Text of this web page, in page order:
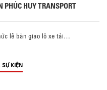
PHÚC HUY TRANSPORT
lễ bàn giao lô xe tải…
SỰ KIỆN